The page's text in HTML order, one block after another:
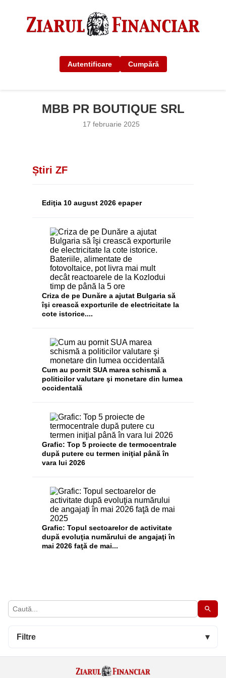
Autentificare Cumpără
Filtre ▾
MBB PR BOUTIQUE SRL
17 februarie 2025
Știri ZF
Ediţia 10 august 2026 epaper
Criza de pe Dunăre a ajutat Bulgaria să
îşi crească exporturile de electricitate la
cote istorice....
Cum au pornit SUA marea schismă a
politicilor valutare şi monetare din lumea
occidentală
Grafic: Top 5 proiecte de termocentrale
după putere cu termen iniţial până în
vara lui 2026
Grafic: Topul sectoarelor de activitate
după evoluţia numărului de angajaţi în
mai 2026 faţă de mai...